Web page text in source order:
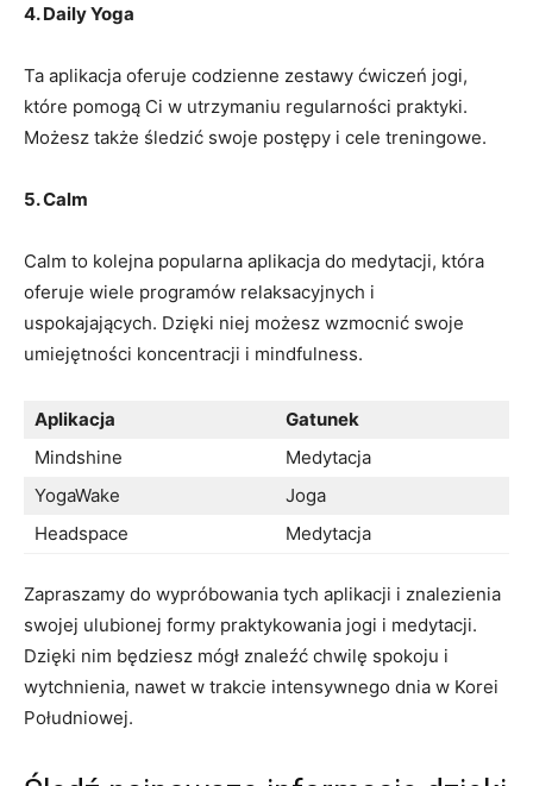
4. Daily Yoga
Ta aplikacja oferuje codzienne zestawy ‍ćwiczeń jogi,‌
które pomogą Ci w utrzymaniu regularności praktyki.
Możesz ‌także śledzić⁤ swoje postępy i cele treningowe.
5. Calm
Calm‌ to‍ kolejna⁣ popularna aplikacja‌ do‍ medytacji, ⁣która
oferuje wiele programów relaksacyjnych i
uspokajających. ⁣Dzięki niej możesz wzmocnić ‌swoje
umiejętności koncentracji i ⁣mindfulness.
Aplikacja
Gatunek
Mindshine
Medytacja
YogaWake
Joga
Headspace
Medytacja
Zapraszamy do ⁤wypróbowania⁣ tych aplikacji i znalezienia
swojej ⁤ulubionej ​formy⁤ praktykowania jogi ‍i medytacji.
Dzięki nim będziesz mógł znaleźć chwilę spokoju​ i
wytchnienia, nawet w trakcie⁤ intensywnego​ dnia w Korei
Południowej.